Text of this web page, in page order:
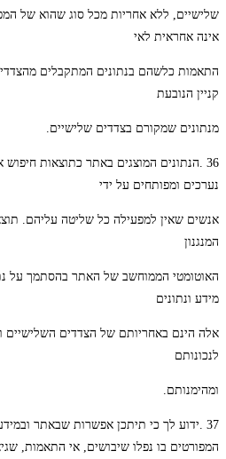
שלישיים, ללא אחריות מכל סוג שהוא של
אינה אחראית לאי
התאמות כלשהם בנתונים המתקבלים
קניין הנובעת
מנתונים שמקורם בצדדים שלישיים.
36 .הנתונים המוצגים באתר כתוצאות
נערכים ומפותחים על ידי
אנשים שאין למפעילה כל שליטה עליהם.
המנגנון
האוטומטי הממוחשב של האתר בהסתמך על
מידע ונתונים
אלה הינם באחריותם של הצדדים השלישיים
לנכונותם
ומהימנותם.
37 .ידוע לך כי תיתכן אפשרות שבאתר
המפורטים בו נפלו שיבושים, אי התאמות,